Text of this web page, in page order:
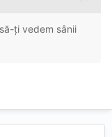
ți vedem sânii